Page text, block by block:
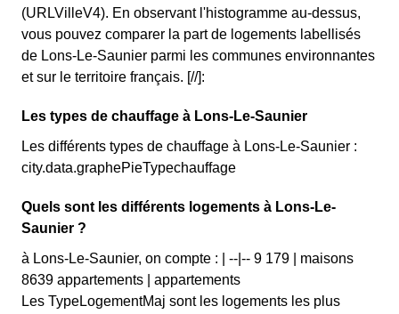
(URLVilleV4). En observant l'histogramme au-dessus,
vous pouvez comparer la part de logements labellisés
de Lons-Le-Saunier parmi les communes environnantes
et sur le territoire français. [//]:
Les types de chauffage à Lons-Le-Saunier
Les différents types de chauffage à Lons-Le-Saunier :
city.data.graphePieTypechauffage
Quels sont les différents logements à Lons-Le-
Saunier ?
à Lons-Le-Saunier, on compte : | --|-- 9 179 | maisons
8639 appartements | appartements
Les TypeLogementMaj sont les logements les plus